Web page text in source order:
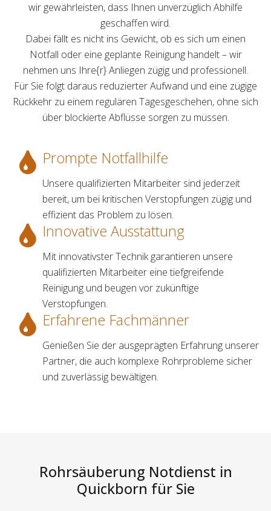
wir gewährleisten, dass Ihnen unverzüglich Abhilfe
geschaffen wird.
Dabei fällt es nicht ins Gewicht, ob es sich um einen
Notfall oder eine geplante Reinigung handelt – wir
nehmen uns Ihre{r} Anliegen zügig und professionell.
Für Sie folgt daraus reduzierter Aufwand und eine zügige
Rückkehr zu einem regulären Tagesgeschehen, ohne sich
über blockierte Abflüsse sorgen zu müssen.
Prompte Notfallhilfe
Unsere qualifizierten Mitarbeiter sind jederzeit
bereit, um bei kritischen Verstopfungen zügig und
effizient das Problem zu lösen.
Innovative Ausstattung
Mit innovativster Technik garantieren unsere
qualifizierten Mitarbeiter eine tiefgreifende
Reinigung und beugen vor zukünftige
Verstopfungen.
Erfahrene Fachmänner
Genießen Sie der ausgeprägten Erfahrung unserer
Partner, die auch komplexe Rohrprobleme sicher
und zuverlässig bewältigen.
Rohrsäuberung Notdienst in
Quickborn für Sie